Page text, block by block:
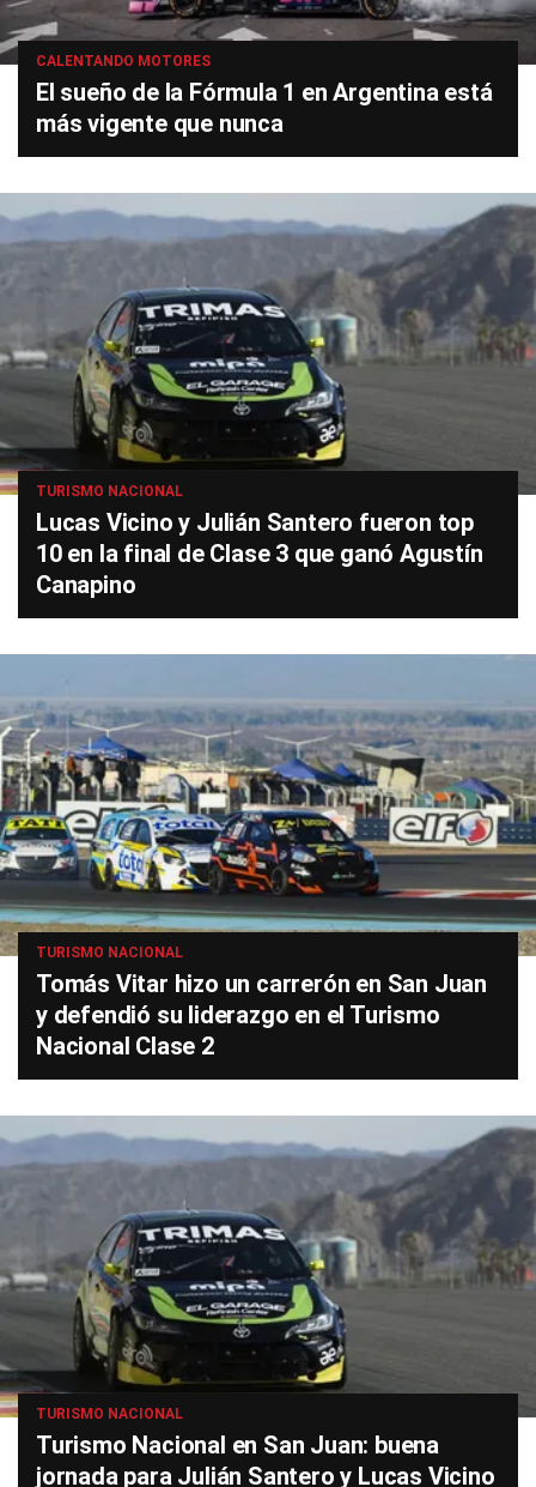
CALENTANDO MOTORES
El sueño de la Fórmula 1 en Argentina está
más vigente que nunca
TURISMO NACIONAL
Lucas Vicino y Julián Santero fueron top
10 en la final de Clase 3 que ganó Agustín
Canapino
TURISMO NACIONAL
Tomás Vitar hizo un carrerón en San Juan
y defendió su liderazgo en el Turismo
Nacional Clase 2
TURISMO NACIONAL
Turismo Nacional en San Juan: buena
jornada para Julián Santero y Lucas Vicino